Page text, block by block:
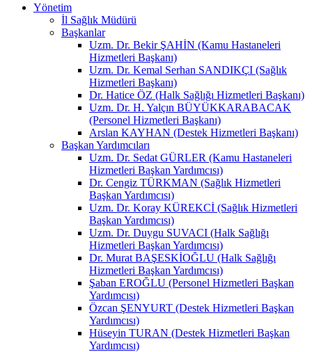
Yönetim
İl Sağlık Müdürü
Başkanlar
Uzm. Dr. Bekir ŞAHİN (Kamu Hastaneleri
Hizmetleri Başkanı)
Uzm. Dr. Kemal Serhan SANDIKÇI (Sağlık
Hizmetleri Başkanı)
Dr. Hatice ÖZ (Halk Sağlığı Hizmetleri Başkanı)
Uzm. Dr. H. Yalçın BÜYÜKKARABACAK
(Personel Hizmetleri Başkanı)
Arslan KAYHAN (Destek Hizmetleri Başkanı)
Başkan Yardımcıları
Uzm. Dr. Sedat GÜRLER (Kamu Hastaneleri
Hizmetleri Başkan Yardımcısı)
Dr. Cengiz TÜRKMAN (Sağlık Hizmetleri
Başkan Yardımcısı)
Uzm. Dr. Koray KÜREKCİ (Sağlık Hizmetleri
Başkan Yardımcısı)
Uzm. Dr. Duygu SUVACI (Halk Sağlığı
Hizmetleri Başkan Yardımcısı)
Dr. Murat BAŞESKİOĞLU (Halk Sağlığı
Hizmetleri Başkan Yardımcısı)
Şaban EROĞLU (Personel Hizmetleri Başkan
Yardımcısı)
Özcan ŞENYURT (Destek Hizmetleri Başkan
Yardımcısı)
Hüseyin TURAN (Destek Hizmetleri Başkan
Yardımcısı)